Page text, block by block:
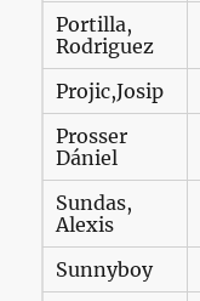
Portilla,
Rodriguez
Projic,Josip
Prosser
Dániel
Sundas,
Alexis
Sunnyboy